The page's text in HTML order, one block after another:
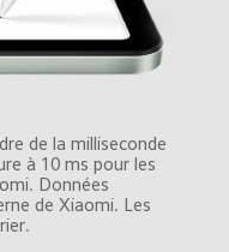
de la milliseconde
à 10 ms pour les
Données
de Xiaomi. Les